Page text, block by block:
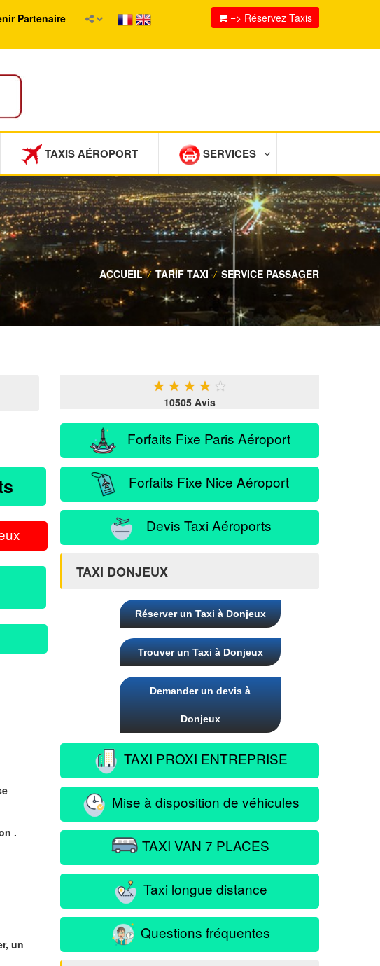
Partenaire => Réservez Taxis
TAXIS AÉROPORT SERVICES
ACCUEIL / TARIF TAXI / SERVICE PASSAGER
.
un
★ ★ ★ ★ ★
10505 Avis
Forfaits Fixe Paris Aéroport
Forfaits Fixe Nice Aéroport
Devis Taxi Aéroports
TAXI DONJEUX
Réserver un Taxi à Donjeux
Trouver un Taxi à Donjeux
Demander un devis à
Donjeux
TAXI PROXI ENTREPRISE
Mise à disposition de véhicules
TAXI VAN 7 PLACES
Taxi longue distance
Questions fréquentes